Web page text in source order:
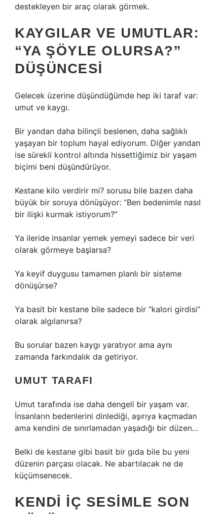
destekleyen bir araç olarak görmek.
KAYGILAR VE UMUTLAR:
“YA ŞÖYLE OLURSA?”
DÜŞÜNCESI
Gelecek üzerine düşündüğümde hep iki taraf var:
umut ve kaygı.
Bir yandan daha bilinçli beslenen, daha sağlıklı
yaşayan bir toplum hayal ediyorum. Diğer yandan
ise sürekli kontrol altında hissettiğimiz bir yaşam
biçimi beni düşündürüyor.
Kestane kilo verdirir mi? sorusu bile bazen daha
büyük bir soruya dönüşüyor: “Ben bedenimle nasıl
bir ilişki kurmak istiyorum?”
Ya ileride insanlar yemek yemeyi sadece bir veri
olarak görmeye başlarsa?
Ya keyif duygusu tamamen planlı bir sisteme
dönüşürse?
Ya basit bir kestane bile sadece bir “kalori girdisi”
olarak algılanırsa?
Bu sorular bazen kaygı yaratıyor ama aynı
zamanda farkındalık da getiriyor.
UMUT TARAFI
Umut tarafında ise daha dengeli bir yaşam var.
İnsanların bedenlerini dinlediği, aşırıya kaçmadan
ama kendini de sınırlamadan yaşadığı bir düzen…
Belki de kestane gibi basit bir gıda bile bu yeni
düzenin parçası olacak. Ne abartılacak ne de
küçümsenecek.
KENDI IÇ SESIMLE SON